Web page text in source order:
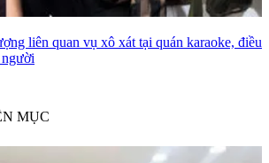
liên quan vụ xô xát tại quán karaoke, điều
người
MỤC